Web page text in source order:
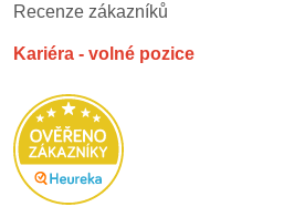
Recenze zákazníků
Kariéra - volné pozice